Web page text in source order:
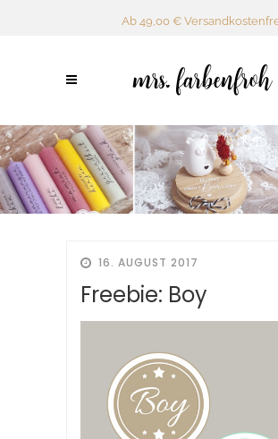
Ab 49,00 €
16. AUGUST 2017
Freebie: Boy